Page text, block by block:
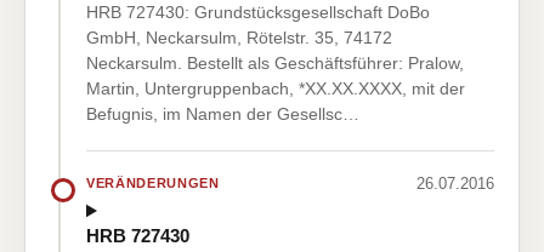
HRB 727430: Grundstücksgesellschaft DoBo
GmbH, Neckarsulm, Rötelstr. 35, 74172
Neckarsulm. Bestellt als Geschäftsführer: Pralow,
Martin, Untergruppenbach, *XX.XX.XXXX, mit der
Befugnis, im Namen der Gesellsc…
VERÄNDERUNGEN 26.07.2016
HRB 727430